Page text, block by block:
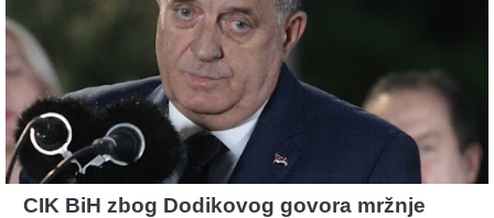
CIK BiH zbog Dodikovog govora mržnje